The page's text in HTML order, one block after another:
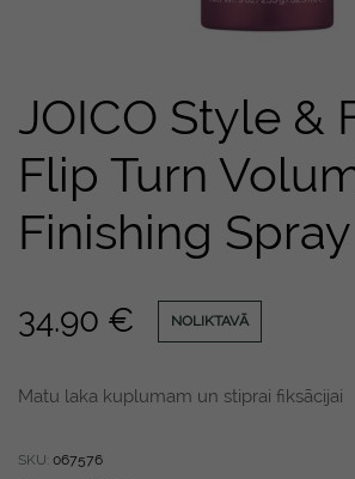
JOICO Style &
Flip Turn
Finishing
34.90 € NOLIKTAVĀ
Matu laka kuplumam un stiprai fiksācijai
SKU: 067576